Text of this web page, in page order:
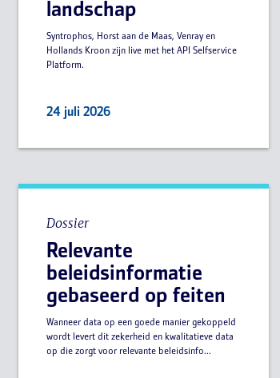
landschap
Syntrophos, Horst aan de Maas, Venray en
Hollands Kroon zijn live met het API Selfservice
Platform.
24 juli 2026
Dossier
Relevante
beleidsinformatie
gebaseerd op feiten
Wanneer data op een goede manier gekoppeld
wordt levert dit zekerheid en kwalitatieve data
op die zorgt voor relevante beleidsinfo...